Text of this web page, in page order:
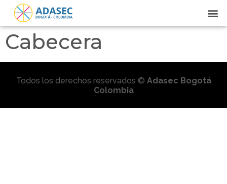
Cabecera
Todos los derechos reservados © Adasec Bogotá
Colombia